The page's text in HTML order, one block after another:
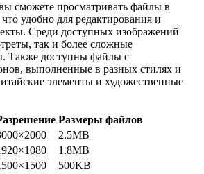
сможете просматривать файлы в
удобно для редактирования и
Среди доступных изображений
так и более сложные
Также доступны файлы с
выполненные в разных стилях и
элементы и художественные
Размеры файлов
2.5MB
1.8MB
500KB